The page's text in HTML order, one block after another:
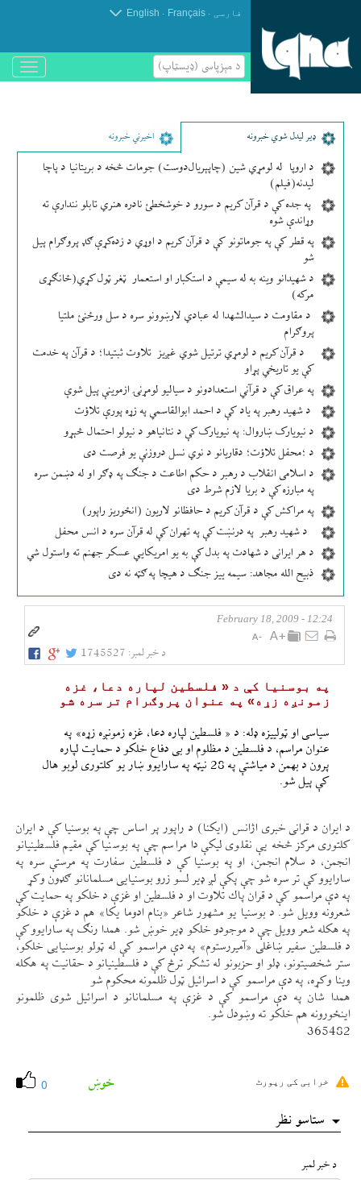
فارسی .
Français
.
English
د مېزپاسى (ډیسټاپ)
باز
و
ډير لیدل شوي خبرونه اخیرني خبرونه
د اروپا له لومړي شین (چاپېریال‌دوست) جومات څخه د بریتانیا د پاچا
لیدنه(فیلم)
په جده کې د قرآن کریم د سورو د خوشخطئ نادره هنري تابلو نندارې ته
وړاندې شوه
په قطر کې په جوماتونو کې د قرآن کریم د اوړي د زده‌کړې ګډ پروګرام پیل
شو
د شهیدانو وینه به له سیمې د استکبار او استعمار ټغر ټول کړي(ځانګړی
مرکه)
د مقاومت د سیدالشهدا له عبادي لارښوونو سره د سل ورځنئ ملتیا
پروګرام
د قرآن کریم د لومړي ترتیل شوي غږیز تلاوت ثبتیدا؛ د قرآن په خدمت
کې یو تاریخي پړاو
په عراق کې د قرآني استعدادونو د سیالیو لومړنۍ ازموینې پیل شوې
د شهید رهبر په یاد کې د احمد ابوالقاسمي په زړه پورې تلاؤت
د نیویارک ښاروال: په نیویارک کې د نتانیاهو د نیولو احتمال څېړو
د ؛محفل تلاؤت؛ دقاریانو د نوي نسل دروزنې یو فرصت دی
د اسلامی انقلاب د رهبر د حکم اطاعت د جنګ په ډګر او له دښمن سره
په مبارزه کې د بریا لازم شرط دی
په مراکش کې د قرآن کریم د حافظانو لاریون (انځوریز راپور)
د شهید رهبر په درنښت کې په تهران کې له قرآن سره د انس محفل
د هر ایرانی د شهادت په بدل کې به یو امریکایي عسکر جهنم ته واستول شي
ذبیح الله مجاهد: سیمه ییز جنګ د هیچا په ګټه نه دی
12:24 - February 18, 2009
د خبر لمبر: 1745527
په بوسنيا كې د « فلسطين لپاره دعا، غزه
زمونږه زړه» په عنوان پروګرام تر سره شو
سياسی او ټولييزه ډله: د « فلسطين لپاره دعا، غزه زمونږه زړه» په
عنوان مراسم، د فلسطين د مظلوم او بی دفاع خلكو د حمايت لپاره
پرون د بهمن د مياشتې په 28 نیټه په سارايوو ښار يو كلتوری لوبو هال
كې پيل شو.
د ايران د قرانی خبری اژانس (ايكنا) د راپور پر اساس چې په بوسنيا كې د ايران
كلتوری مركز څخه یې نقلوی ليكې دا مراسم چې په بوسنيا كې مقيم فلسطينيانو
انجمن، د سلام انجمن، او په بوسنيا كې د فلسطين سفارت په مرستې سره په
سارايوو كې تر سره شو چې پكې لږ ډير لسو زرو بوسنيايی مسلمانانو ګډون وكړ
په دې مراسمو كې د قران پاك تلاوت او د فلسطين او غزې د خلكو په حمايت كې
شعرونه وويل شو. د بوسنيا يو مشهور شاعر «بنام ادوما يكا» هم د غزې د خلكو
په هكله شعر وويل چې د موجودو خلكو ډير خوښ شو. همدا رنګ په سارايوو كې
د فلسطين سفير ښاغلی «آميررستوم» په دې مراسمو كې له ټولو بوسنيايی خلكو،
ستر شخصيتونو، ډلو او حزبونو له تشكر ترڅ كې د فلسطينيانو د حقانيت په هكله
وينا وكړه، په دې مراسمو كې د اسرائيل ټول ظلمونه محكوم شو
همدا شان په دې مراسمو كې د غزې په مسلمانانو د اسرائيل شوی ظلمونو
اينځورونه هم خلكو ته وښودل شو.
365482
0 خوښ خرابی کی رپورٹ
ستاسو نظر
د خبر لمبر